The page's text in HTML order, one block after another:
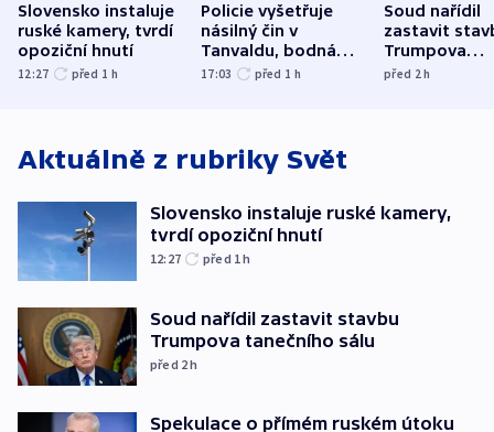
Slovensko instaluje
ruské kamery, tvrdí
opoziční hnutí
12:27 před 1 h
Policie vyšetřuje
násilný čin v
Tanvaldu, bodná
zranění při něm
17:03 před 1 h
Soud nařídil
zastavit
Trumpova
tanečního
před 2h
Aktuálně z rubriky Svět
Slovensko instaluje ruské kamery,
tvrdí opoziční hnutí
12:27 před 1h
Soud nařídil zastavit stavbu
Trumpova tanečního sálu
před 2h
Spekulace o přímém ruském útoku